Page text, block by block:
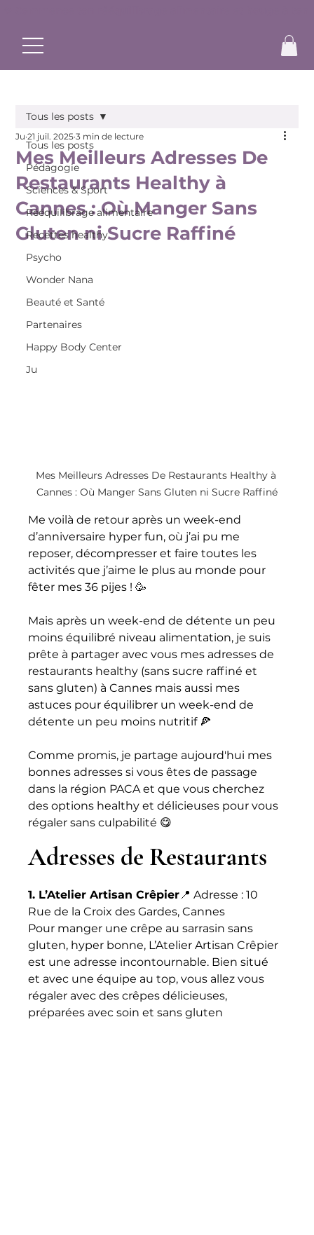
Tous les posts
Pédagogie
Sciences & Sport
Rééquilibrage alimentaire
Recettes healthy
Psycho
Wonder Nana
Beauté et Santé
Partenaires
Happy Body Center
Ju
Tous les posts
Mes Meilleurs Adresses De
Restaurants Healthy à
Cannes : Où Manger Sans
Gluten ni Sucre Raffiné
Ju 21 juil. 2025 3 min de lecture
Mes Meilleurs Adresses De Restaurants Healthy à
Cannes : Où Manger Sans Gluten ni Sucre Raffiné
Me voilà de retour après un week-end
d’anniversaire hyper fun, où j’ai pu me
reposer, décompresser et faire toutes les
activités que j’aime le plus au monde pour
fêter mes 36 pijes ! 🥳
Mais après un week-end de détente un peu
moins équilibré niveau alimentation, je suis
prête à partager avec vous mes adresses de
restaurants healthy (sans sucre raffiné et
sans gluten) à Cannes mais aussi mes
astuces pour équilibrer un week-end de
détente un peu moins nutritif 🍕
Comme promis, je partage aujourd'hui mes
bonnes adresses si vous êtes de passage
dans la région PACA et que vous cherchez
des options healthy et délicieuses pour vous
régaler sans culpabilité 😋
Adresses de Restaurants
1. L’Atelier Artisan Crêpier 📍 Adresse : 10
Rue de la Croix des Gardes, Cannes
Pour manger une crêpe au sarrasin sans
gluten, hyper bonne, L’Atelier Artisan Crêpier
est une adresse incontournable. Bien situé
et avec une équipe au top, vous allez vous
régaler avec des crêpes délicieuses,
préparées avec soin et sans gluten